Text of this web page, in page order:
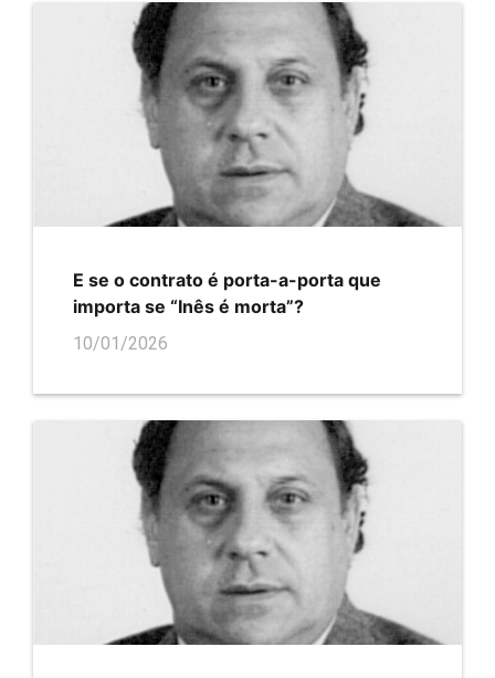
E se o contrato é porta-a-porta que
importa se “Inês é morta”?
10/01/2026